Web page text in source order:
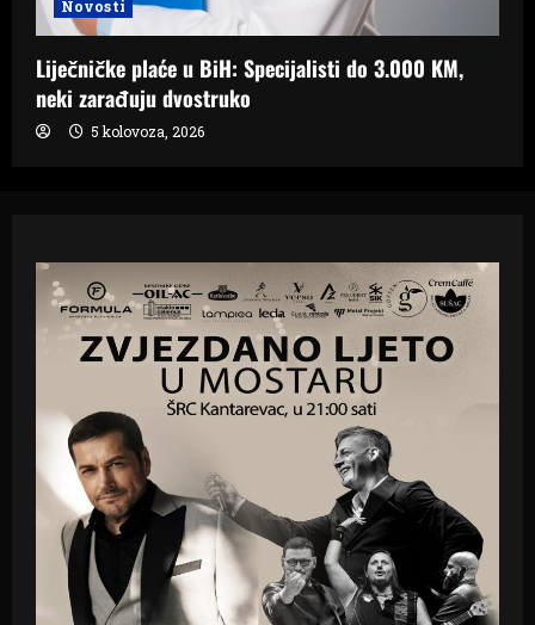
Novosti
Liječničke plaće u BiH: Specijalisti do 3.000 KM,
neki zarađuju dvostruko
5 kolovoza, 2026